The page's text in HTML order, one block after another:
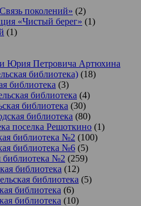
поколений» (2)
«Чистый берег» (1)
(1)
Юрия Петровича Артюхина
библиотека) (18)
библиотека (3)
библиотека (4)
библиотека (30)
библиотека (80)
поселка Решоткино (1)
библиотека №2 (100)
библиотека №6 (5)
библиотека №2 (259)
библиотека (12)
библиотека (5)
библиотека (6)
библиотека (10)